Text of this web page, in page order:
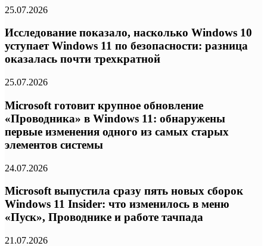
25.07.2026
Исследование показало, насколько Windows 10
уступает Windows 11 по безопасности: разница
оказалась почти трехкратной
25.07.2026
Microsoft готовит крупное обновление
«Проводника» в Windows 11: обнаружены
первые изменения одного из самых старых
элементов системы
24.07.2026
Microsoft выпустила сразу пять новых сборок
Windows 11 Insider: что изменилось в меню
«Пуск», Проводнике и работе тачпада
21.07.2026